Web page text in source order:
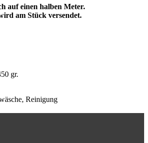
auf einen halben Meter.
am Stück versendet.
gr.
Reinigung